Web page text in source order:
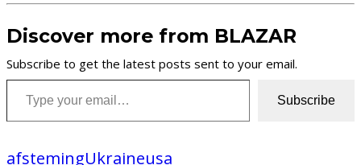
Discover more from BLAZAR
Subscribe to get the latest posts sent to your email.
Type your email…
Subscribe
afstemingUkraineusa